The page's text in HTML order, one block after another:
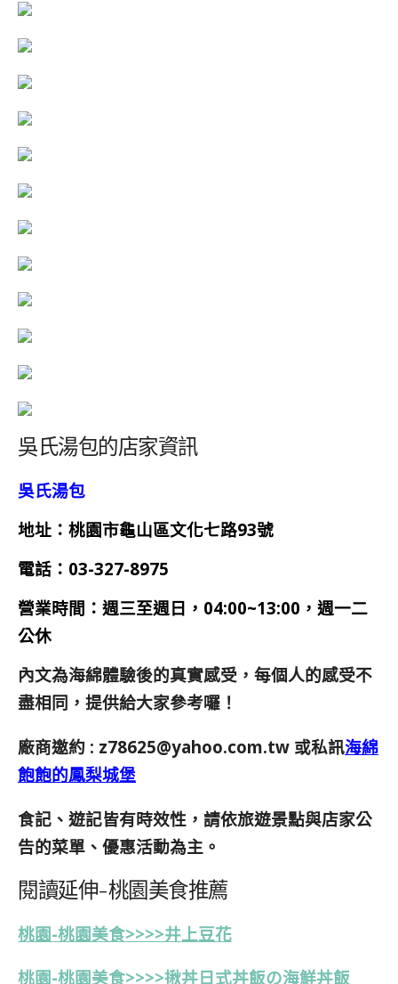
吳氏湯包的店家資訊
吳氏湯包
地址：桃園市龜山區文化七路93號
電話： 03-327-8975
營業時間： 週三至週日，04:00~13:00，週一二
公休
內文為海綿體驗後的真實感受，每個人的感受不
盡相同，提供給大家參考囉！
廠商邀約 : z78625@yahoo.com.tw 或私訊海綿
飽飽的鳳梨城堡
食記、遊記皆有時效性，請依旅遊景點與店家公
告的菜單、優惠活動為主。
閱讀延伸-桃園美食推薦
桃園-桃園美食>>>>井上豆花
桃園-桃園美食>>>>揪丼日式丼飯の海鮮丼飯